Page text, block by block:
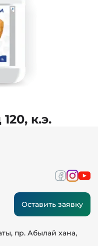
к.э.
Оставить заявку
пр. Абылай хана,